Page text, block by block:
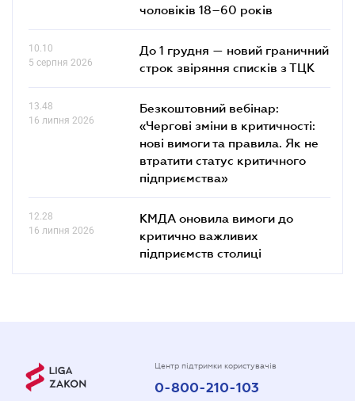
чоловіків 18–60 років
10.10
5 серпня 2026
До 1 грудня — новий граничний
строк звіряння списків з ТЦК
13.48
16 липня 2026
Безкоштовний вебінар:
«Чергові зміни в критичності:
нові вимоги та правила. Як не
втратити статус критичного
підприємства»
12.28
16 липня 2026
КМДА оновила вимоги до
критично важливих
підприємств столиці
Центр підтримки користувачів
0-800-210-103